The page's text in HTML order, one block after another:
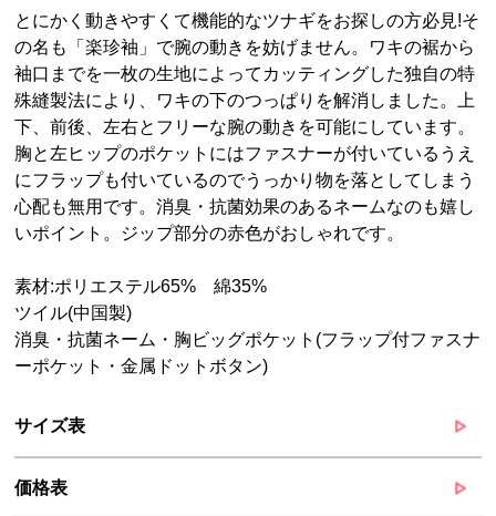
とにかく動きやすくて機能的なツナギをお探しの方必見!そ
の名も「楽珍袖」で腕の動きを妨げません。ワキの裾から
袖口までを一枚の生地によってカッティングした独自の特
殊縫製法により、ワキの下のつっぱりを解消しました。上
下、前後、左右とフリーな腕の動きを可能にしています。
胸と左ヒップのポケットにはファスナーが付いているうえ
にフラップも付いているのでうっかり物を落としてしまう
心配も無用です。消臭・抗菌効果のあるネームなのも嬉し
いポイント。ジップ部分の赤色がおしゃれです。
素材:ポリエステル65% 綿35%
ツイル(中国製)
消臭・抗菌ネーム・胸ビッグポケット(フラップ付ファスナ
ーポケット・金属ドットボタン)
サイズ表
価格表